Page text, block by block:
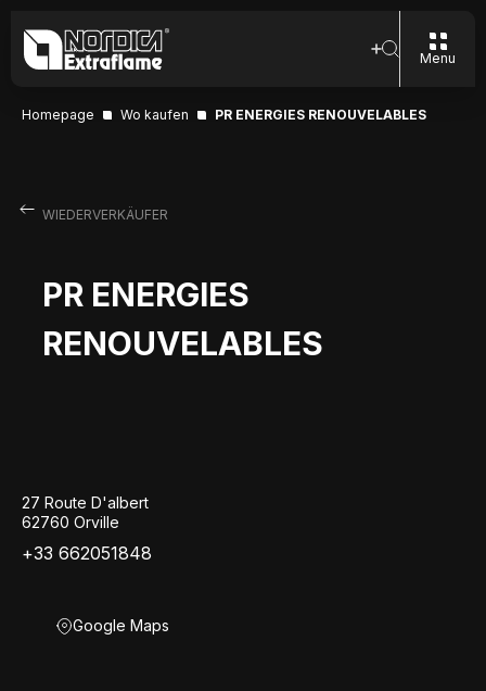
Menu
Homepage Wo kaufen PR ENERGIES RENOUVELABLES
WIEDERVERKÄUFER
PR ENERGIES
RENOUVELABLES
27 Route D'albert
62760 Orville
+33 662051848
Google Maps